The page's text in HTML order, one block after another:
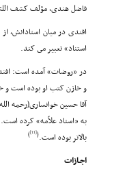
فاضل هندى، مؤلف کشف
افندى در میان استادانش،
استناد» تعبیر مى کند.
در «روضات» آمده است:
و خازن کتب او بوده است و
آقا حسین خوانسارى(رحمه
به «استاد علاّمه» کرده است.
بالاتر بوده است.(
[11]
)
اجـازات